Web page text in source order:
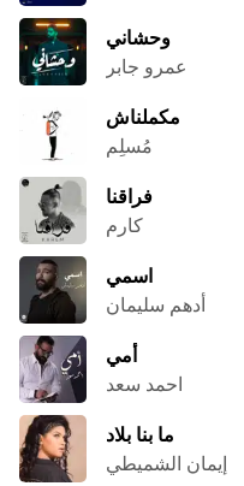
وحشاني
عمرو جابر
مكملناش
مُسلِم
فراقنا
كارم
اسمي
أدهم سليمان
أمي
احمد سعد
ما بنا بلاد
إيمان الشميطي